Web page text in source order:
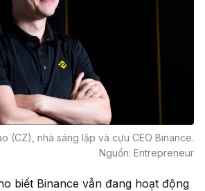
(CZ), nhà sáng lập và cựu CEO Binance.
Nguồn: Entrepreneur
biết Binance vẫn đang hoạt động